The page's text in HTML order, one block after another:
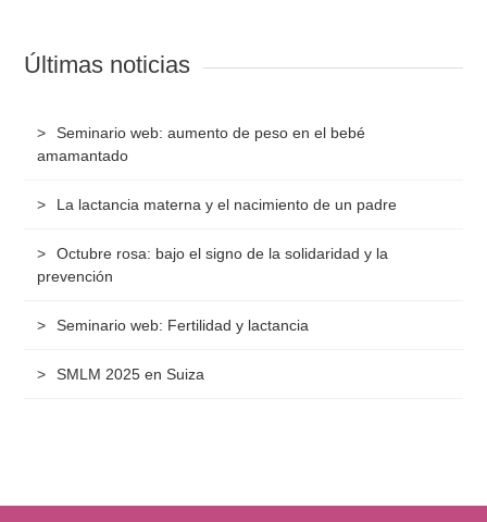
Últimas noticias
Seminario web: aumento de peso en el bebé
amamantado
La lactancia materna y el nacimiento de un padre
Octubre rosa: bajo el signo de la solidaridad y la
prevención
Seminario web: Fertilidad y lactancia
SMLM 2025 en Suiza